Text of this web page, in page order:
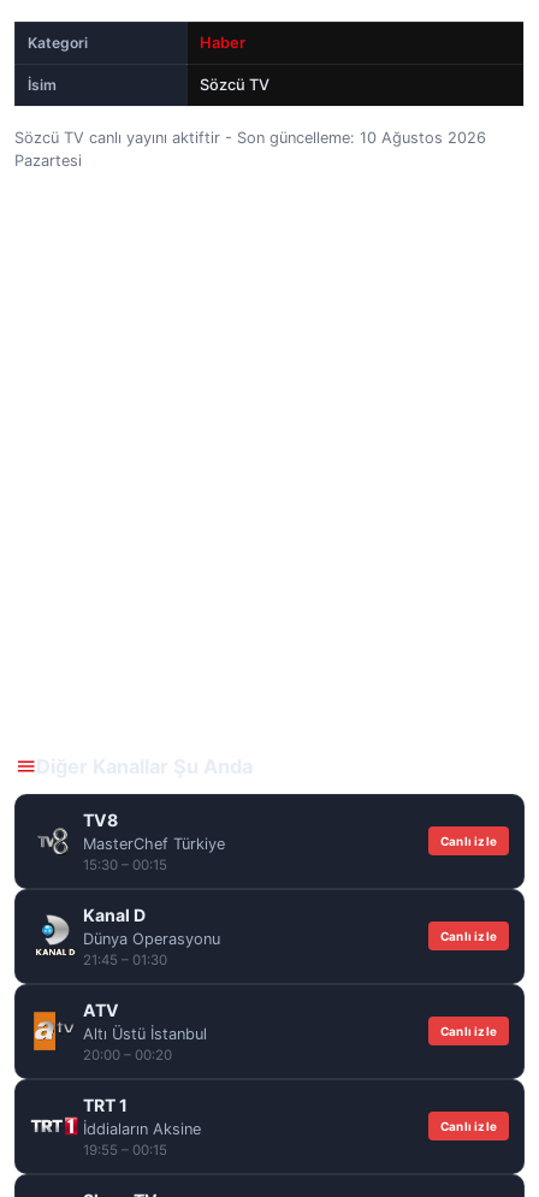
Kategori Haber
İsim Sözcü TV
Sözcü TV canlı yayını aktiftir - Son güncelleme: 10 Ağustos 2026
Pazartesi
TV8
MasterChef Türkiye
15:30 – 00:15
Canlı izle
Kanal D
Dünya Operasyonu
21:45 – 01:30
Canlı izle
ATV
Altı Üstü İstanbul
20:00 – 00:20
Canlı izle
TRT 1
İddiaların Aksine
19:55 – 00:15
Canlı izle